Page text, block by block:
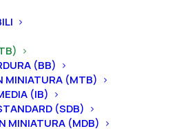
(BB)
MINIATURA (MTB)
(IB)
(SDB)
MINIATURA (MDB)
89 cm. Fioritura intermedia.
sono disponibili in
diIrissonodisponibili solo
luglio a settembre.